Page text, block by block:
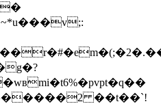
��t��`!